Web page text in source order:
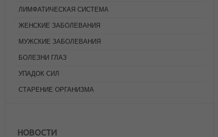
ЛИМФАТИЧЕСКАЯ СИСТЕМА
ЖЕНСКИЕ ЗАБОЛЕВАНИЯ
МУЖСКИЕ ЗАБОЛЕВАНИЯ
БОЛЕЗНИ ГЛАЗ
УПАДОК СИЛ
СТАРЕНИЕ ОРГАНИЗМА
НОВОСТИ